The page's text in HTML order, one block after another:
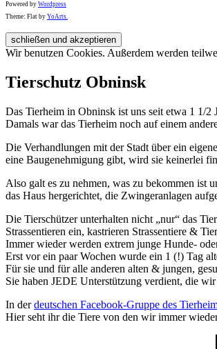
Powered by Wordpress
Theme: Flat by YoArts.
Wir benutzen Cookies. Außerdem werden
Tierschutz Obninsk
Das Tierheim in Obninsk ist uns seit etwa 1 1/2
Damals war das Tierheim noch auf einem
Die Verhandlungen mit der Stadt über ein
eine Baugenehmigung gibt, wird sie keinerlei
Also galt es zu nehmen, was zu bekommen ist
das Haus hergerichtet, die Zwingeranlagen
Die Tierschützer unterhalten nicht „nur“ das
Strassentieren ein, kastrieren Strassentiere &
Immer wieder werden extrem junge Hunde-
Erst vor ein paar Wochen wurde ein 1 (!) Tag
Für sie und für alle anderen alten & jungen,
Sie haben JEDE Unterstützung verdient, die
In derdeutschen Facebook-Gruppe des
Hier seht ihr die Tiere von den wir immer